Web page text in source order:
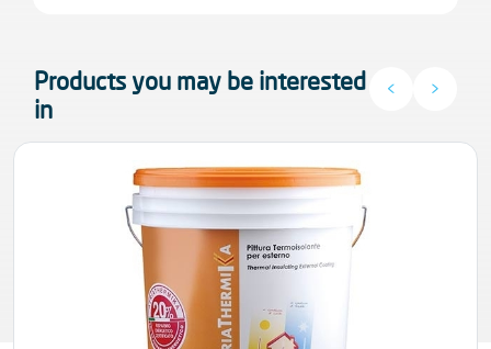
Products you may be interested
in
< >